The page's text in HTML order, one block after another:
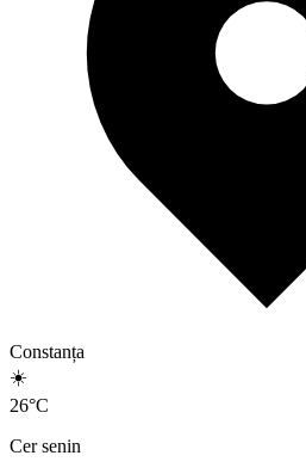
Constanța
☀️
26°C
Cer senin